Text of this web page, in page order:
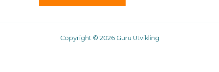
Copyright © 2026 Guru Utvikling